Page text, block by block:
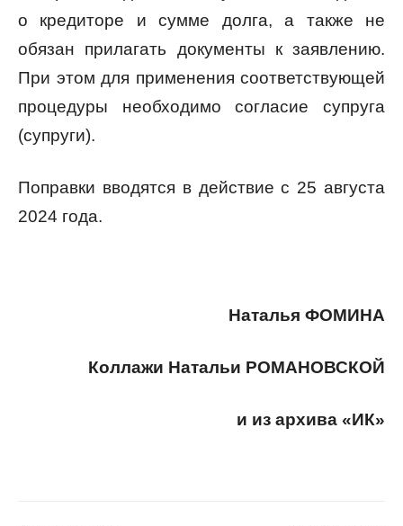
о кредиторе и сумме долга, а также не
обязан прилагать документы к заявлению.
При этом для применения соответствующей
процедуры необходимо согласие супруга
(супруги).
Поправки вводятся в действие с 25 августа
2024 года.
Наталья ФОМИНА
Коллажи Натальи РОМАНОВСКОЙ
и из архива «ИК»